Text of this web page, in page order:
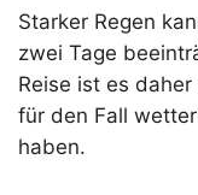
Starker Regen
zwei Tage
Reise ist es
für den Fall
haben.